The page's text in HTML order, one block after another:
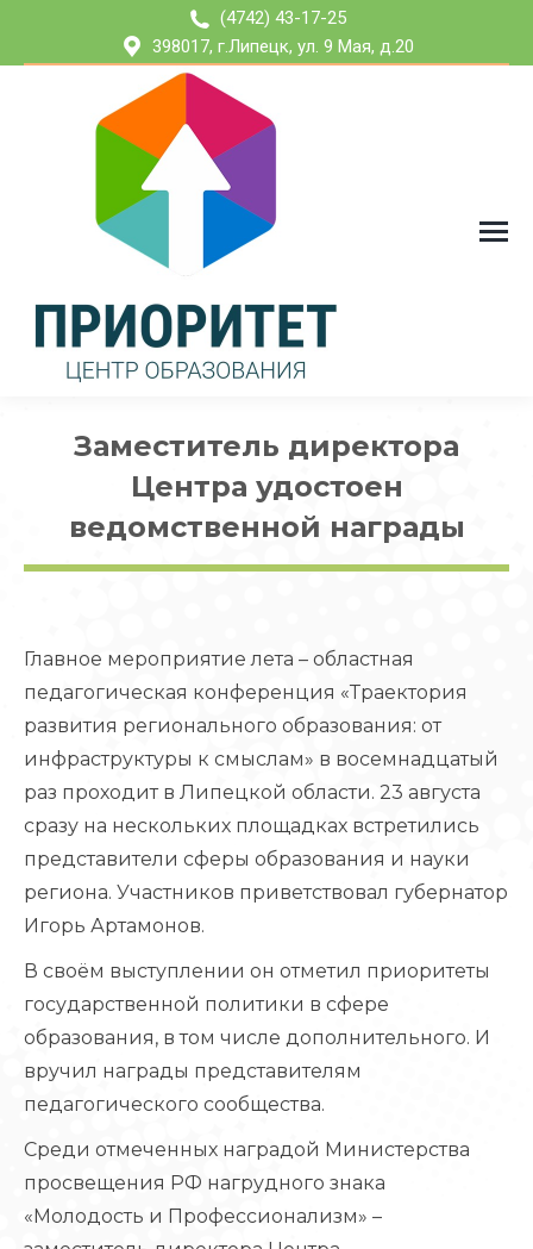
(4742) 43-17-25
398017, г.Липецк, ул. 9 Мая, д.20
Заместитель директора
Центра удостоен
ведомственной награды
Главное мероприятие лета – областная
педагогическая конференция «Траектория
развития регионального образования: от
инфраструктуры к смыслам» в восемнадцатый
раз проходит в Липецкой области. 23 августа
сразу на нескольких площадках встретились
представители сферы образования и науки
региона. Участников приветствовал губернатор
Игорь Артамонов.
В своём выступлении он отметил приоритеты
государственной политики в сфере
образования, в том числе дополнительного. И
вручил награды представителям
педагогического сообщества.
Среди отмеченных наградой Министерства
просвещения РФ нагрудного знака
«Молодость и Профессионализм» –